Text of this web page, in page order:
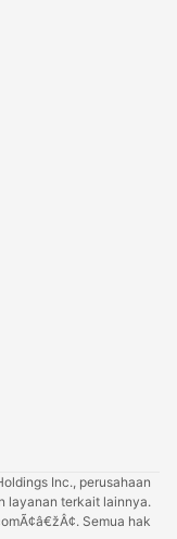
Inc., perusahaan
layanan terkait lainnya.
Semua hak